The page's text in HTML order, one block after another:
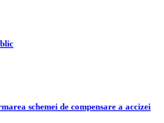
schemei de compensare a accizei